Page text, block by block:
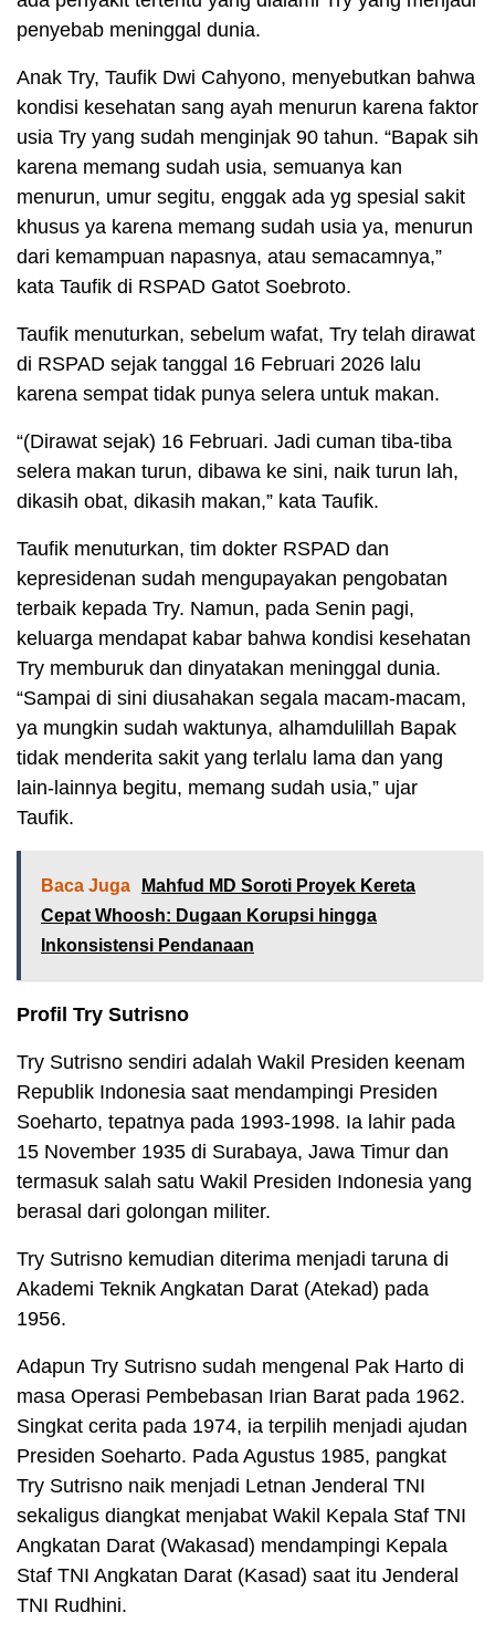
penyebab meninggal dunia.
Anak Try, Taufik Dwi Cahyono, menyebutkan bahwa
kondisi kesehatan sang ayah menurun karena faktor
usia Try yang sudah menginjak 90 tahun. “Bapak sih
karena memang sudah usia, semuanya kan
menurun, umur segitu, enggak ada yg spesial sakit
khusus ya karena memang sudah usia ya, menurun
dari kemampuan napasnya, atau semacamnya,”
kata Taufik di RSPAD Gatot Soebroto.
Taufik menuturkan, sebelum wafat, Try telah dirawat
di RSPAD sejak tanggal 16 Februari 2026 lalu
karena sempat tidak punya selera untuk makan.
“(Dirawat sejak) 16 Februari. Jadi cuman tiba-tiba
selera makan turun, dibawa ke sini, naik turun lah,
dikasih obat, dikasih makan,” kata Taufik.
Taufik menuturkan, tim dokter RSPAD dan
kepresidenan sudah mengupayakan pengobatan
terbaik kepada Try. Namun, pada Senin pagi,
keluarga mendapat kabar bahwa kondisi kesehatan
Try memburuk dan dinyatakan meninggal dunia.
“Sampai di sini diusahakan segala macam-macam,
ya mungkin sudah waktunya, alhamdulillah Bapak
tidak menderita sakit yang terlalu lama dan yang
lain-lainnya begitu, memang sudah usia,” ujar
Taufik.
Baca Juga
Mahfud MD Soroti Proyek Kereta
Cepat Whoosh: Dugaan Korupsi hingga
Inkonsistensi Pendanaan
Profil Try Sutrisno
Try Sutrisno sendiri adalah Wakil Presiden keenam
Republik Indonesia saat mendampingi Presiden
Soeharto, tepatnya pada 1993-1998. Ia lahir pada
15 November 1935 di Surabaya, Jawa Timur dan
termasuk salah satu Wakil Presiden Indonesia yang
berasal dari golongan militer.
Try Sutrisno kemudian diterima menjadi taruna di
Akademi Teknik Angkatan Darat (Atekad) pada
1956.
Adapun Try Sutrisno sudah mengenal Pak Harto di
masa Operasi Pembebasan Irian Barat pada 1962.
Singkat cerita pada 1974, ia terpilih menjadi ajudan
Presiden Soeharto. Pada Agustus 1985, pangkat
Try Sutrisno naik menjadi Letnan Jenderal TNI
sekaligus diangkat menjabat Wakil Kepala Staf TNI
Angkatan Darat (Wakasad) mendampingi Kepala
Staf TNI Angkatan Darat (Kasad) saat itu Jenderal
TNI Rudhini.